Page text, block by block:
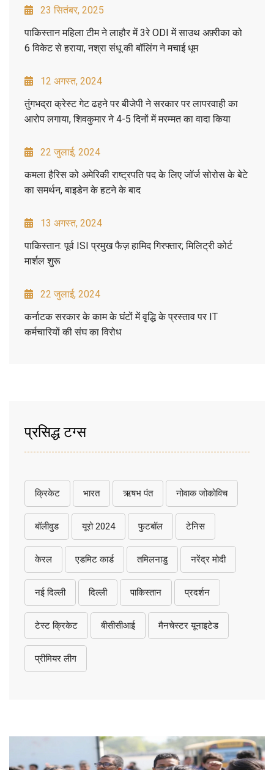
23 सितंबर, 2025
पाकिस्तान महिला टीम ने लाहौर में 3रे ODI में साउथ अफ़्रीका को
6 विकेट से हराया, नश्रा संधू की बॉलिंग ने मचाई धूम
12 अगस्त, 2024
तुंगभद्रा क्रेस्ट गेट ढहने पर बीजेपी ने सरकार पर लापरवाही का
आरोप लगाया, शिवकुमार ने 4-5 दिनों में मरम्मत का वादा किया
22 जुलाई, 2024
कमला हैरिस को अमेरिकी राष्ट्रपति पद के लिए जॉर्ज सोरोस के बेटे
का समर्थन, बाइडेन के हटने के बाद
13 अगस्त, 2024
पाकिस्तान: पूर्व ISI प्रमुख फैज़ हामिद गिरफ्तार; मिलिट्री कोर्ट
मार्शल शुरू
22 जुलाई, 2024
कर्नाटक सरकार के काम के घंटों में वृद्धि के प्रस्ताव पर IT
कर्मचारियों की संघ का विरोध
प्रसिद्ध टग्स
क्रिकेट भारत ऋषभ पंत नोवाक जोकोविच
बॉलीवुड यूरो 2024 फुटबॉल टेनिस
केरल एडमिट कार्ड तमिलनाडु नरेंद्र मोदी
नई दिल्ली दिल्ली पाकिस्तान प्रदर्शन
टेस्ट क्रिकेट बीसीसीआई मैनचेस्टर यूनाइटेड
प्रीमियर लीग